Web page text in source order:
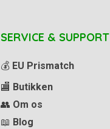
SERVICE & SUPPORT
💰 EU Prismatch
🏬 Butikken
👥 Om os
📖 Blog